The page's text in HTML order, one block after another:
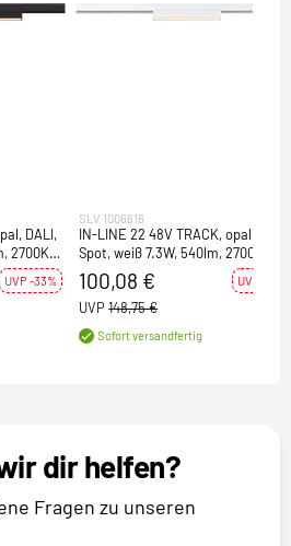
DALI,
2700K,
UVP -33%
SLV 1006616
IN-LINE 22 48V TRACK, opal, DALI,
Spot, weiß 7.3W, 540lm, 2700K,
CRI90, 95°
100,08 € UVP -33%
UVP 148,75 €
Sofort versandfertig
dir helfen?
Fragen zu unseren